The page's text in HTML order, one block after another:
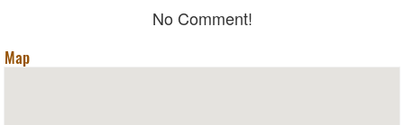
No Comment!
Map